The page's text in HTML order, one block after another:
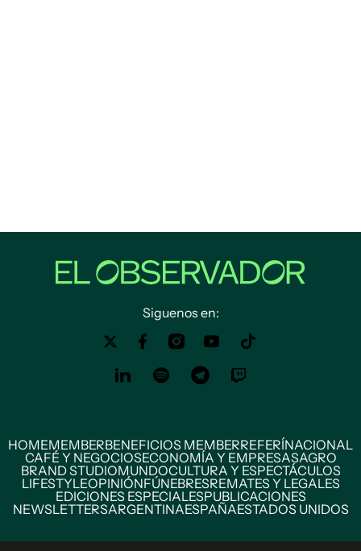
Siguenos en:
HOMEMEMBERBENEFICIOS MEMBERREFERÍNACIONAL
CAFÉ Y NEGOCIOSECONOMÍA Y EMPRESASAGRO
BRAND STUDIOMUNDOCULTURA Y ESPECTÁCULOS
LIFESTYLEOPINIÓNFÚNEBRESREMATES Y LEGALES
EDICIONES ESPECIALESPUBLICACIONES
NEWSLETTERSARGENTINAESPAÑAESTADOS UNIDOS